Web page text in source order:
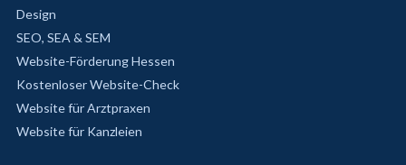
Design
SEO, SEA & SEM
Website-Förderung Hessen
Kostenloser Website-Check
Website für Arztpraxen
Website für Kanzleien